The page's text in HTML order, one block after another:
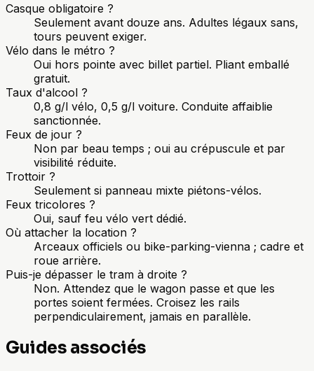
Casque obligatoire ?
Seulement avant douze ans. Adultes légaux sans,
tours peuvent exiger.
Vélo dans le métro ?
Oui hors pointe avec billet partiel. Pliant emballé
gratuit.
Taux d'alcool ?
0,8 g/l vélo, 0,5 g/l voiture. Conduite affaiblie
sanctionnée.
Feux de jour ?
Non par beau temps ; oui au crépuscule et par
visibilité réduite.
Trottoir ?
Seulement si panneau mixte piétons-vélos.
Feux tricolores ?
Oui, sauf feu vélo vert dédié.
Où attacher la location ?
Arceaux officiels ou bike-parking-vienna ; cadre et
roue arrière.
Puis-je dépasser le tram à droite ?
Non. Attendez que le wagon passe et que les
portes soient fermées. Croisez les rails
perpendiculairement, jamais en parallèle.
Guides associés